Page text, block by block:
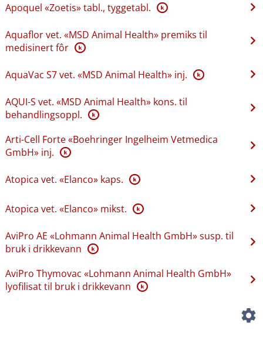
Apoquel «Zoetis» tabl., tyggetabl. K
Aquaflor vet. «MSD Animal Health» premiks til
medisinert fôr K
AquaVac S7 vet. «MSD Animal Health» inj. K
AQUI-S vet. «MSD Animal Health» kons. til
behandlingsoppl. K
Arti-Cell Forte «Boehringer Ingelheim Vetmedica
GmbH» inj. K
Atopica vet. «Elanco» kaps. K
Atopica vet. «Elanco» mikst. K
AviPro AE «Lohmann Animal Health GmbH» susp. til
bruk i drikkevann K
AviPro Thymovac «Lohmann Animal Health GmbH»
lyofilisat til bruk i drikkevann K